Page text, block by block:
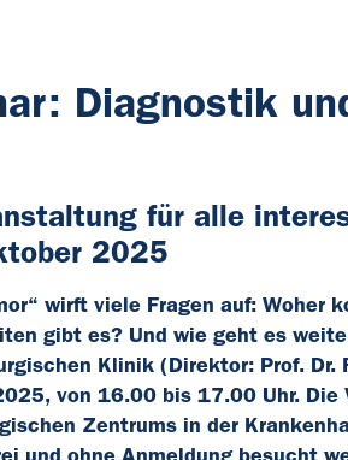
Diagnostik
für alle
2025
wirft viele Fragen auf: Woher
gibt es? Und wie geht es
Klinik (Direktor: Prof.
von 16.00 bis 17.00 Uhr.
Zentrums in der